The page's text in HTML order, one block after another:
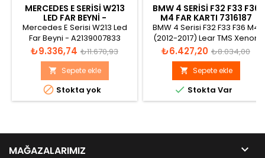
MERCEDES E SERISI W213
LED FAR BEYNI -
A2139007833
Mercedes E Serisi W213 Led
Far Beyni - A2139007833
Fiyat
₺9.336,74 Normal
fiyat
₺11.670,93
 Sepete ekle
 Stokta yok
BMW 4 SERISI F32 F33 F36
M4 FAR KARTI 7316187
BMW 4 Serisi F32 F33 F36 M4
(2012-2017) Lear TMS Xenon
Far Led Kartı
Fiyat
₺6.427,20 Normal
fiyat
₺8.034,00
 Sepete ekle
 Stokta Var
MAĞAZALARIMIZ 